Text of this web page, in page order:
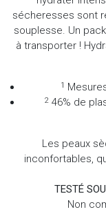
sécheresses sont
souplesse. Un
à transporter !
1
246% de
Les peaux
inconfortables,
TESTÉ
Non